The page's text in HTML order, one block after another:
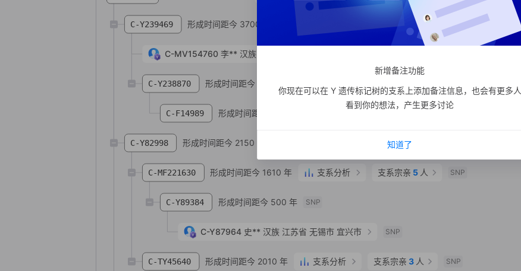
C-Y239469 形成时间距今 3700 年
C-Y82998 形成时间距今 2150 年 50人
C-MV154760李** 汉族
C-Y238870 形成时间距今 3700 年
C-MF221630 形成时间距今 1610 年 支系分析 支系宗亲 5 人 SNP
C-TY45640 形成时间距今 2010 年 支系分析 支系宗亲 3 人 SNP
C-F14989 形成时间距今 3700 年
C-Y89384 形成时间距今 500 年 SNP
C-Y87964 史** 汉族 江苏省 无锡市 宜兴市 SNP
新增备注功能
你现在可以在 Y 遗传标记树的支系上添加备注信息，也会有更多人
看到你的想法，产生更多讨论
知道了